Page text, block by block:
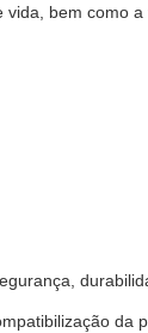
bem como